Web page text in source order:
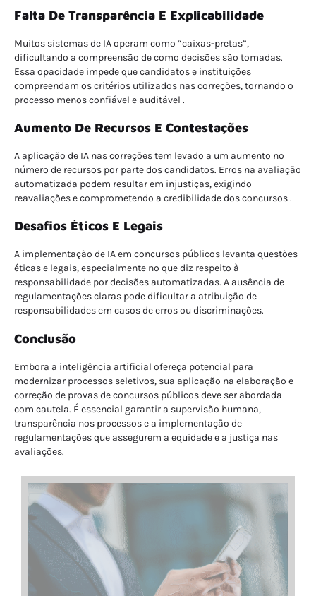
Falta De Transparência E Explicabilidade
Muitos sistemas de IA operam como “caixas-pretas”,
dificultando a compreensão de como decisões são tomadas.
Essa opacidade impede que candidatos e instituições
compreendam os critérios utilizados nas correções, tornando o
processo menos confiável e auditável .
Aumento De Recursos E Contestações
A aplicação de IA nas correções tem levado a um aumento no
número de recursos por parte dos candidatos. Erros na avaliação
automatizada podem resultar em injustiças, exigindo
reavaliações e comprometendo a credibilidade dos concursos .
Desafios Éticos E Legais
A implementação de IA em concursos públicos levanta questões
éticas e legais, especialmente no que diz respeito à
responsabilidade por decisões automatizadas. A ausência de
regulamentações claras pode dificultar a atribuição de
responsabilidades em casos de erros ou discriminações.
Conclusão
Embora a inteligência artificial ofereça potencial para
modernizar processos seletivos, sua aplicação na elaboração e
correção de provas de concursos públicos deve ser abordada
com cautela. É essencial garantir a supervisão humana,
transparência nos processos e a implementação de
regulamentações que assegurem a equidade e a justiça nas
avaliações.